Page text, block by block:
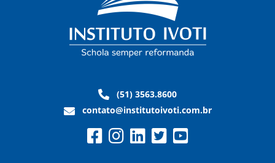
(51) 3563.8600
contato@institutoivoti.com.br